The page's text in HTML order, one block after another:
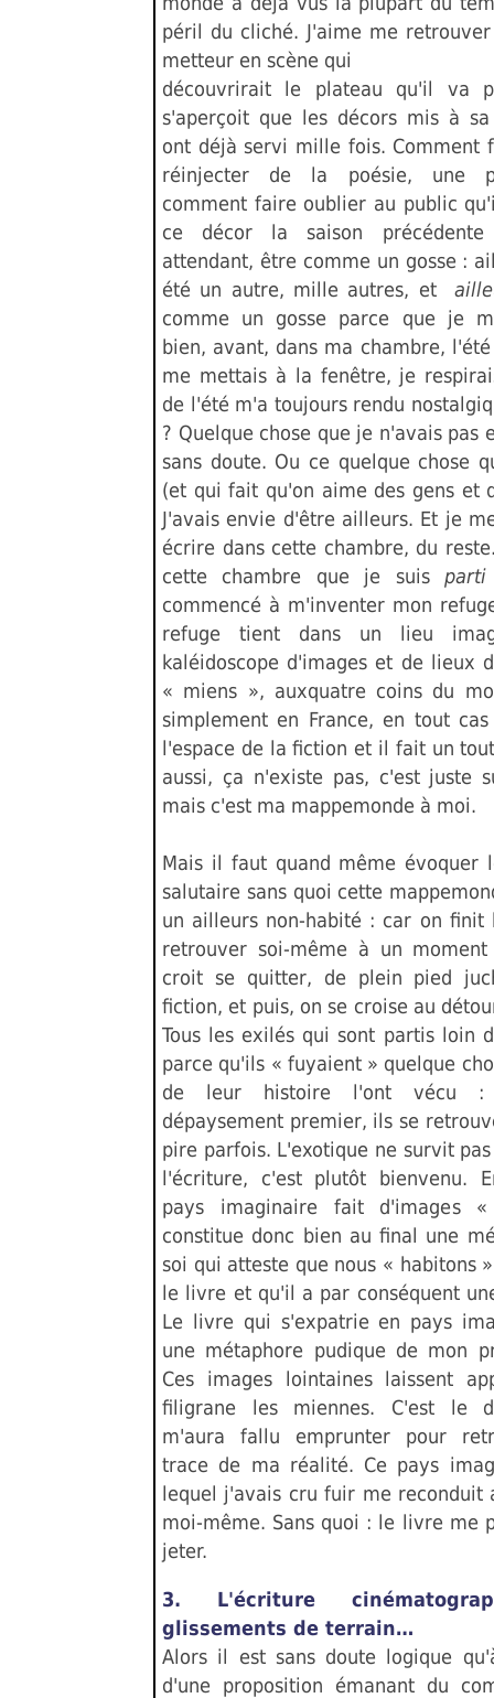
péril du cliché. J'aime me
metteur en scène qui
découvrirait le plateau qu'il va
s'aperçoit que les décors mis à sa
ont déjà servi mille fois. Comment
réinjecter de la poésie, une
comment faire oublier au public
ce décor la saison
attendant, être comme un gosse :
été un autre, mille autres, et
comme un gosse parce que je
bien, avant, dans ma chambre,
me mettais à la fenêtre, je
de l'été m'a toujours rendu
? Quelque chose que je n'avais pas
sans doute. Ou ce quelque chose
(et qui fait qu'on aime des gens et
J'avais envie d'être ailleurs. Et je
écrire dans cette chambre, du
cette chambre que je suis
commencé à m'inventer mon
refuge tient dans un lieu
kaléidoscope d'images et de lieux
« miens », auxquatre coins du
simplement en France, en tout
l'espace de la fiction et il fait un
aussi, ça n'existe pas, c'est juste
mais c'est ma mappemonde à moi.
Mais il faut quand même évoquer
salutaire sans quoi cette
un ailleurs non-habité : car on finit
retrouver soi-même à un moment
croit se quitter, de plein pied
fiction, et puis, on se croise au
Tous les exilés qui sont partis loin
parce qu'ils « fuyaient » quelque
de leur histoire l'ont vécu :
dépaysement premier, ils se
pire parfois. L'exotique ne survit
l'écriture, c'est plutôt bienvenu.
pays imaginaire fait d'images
constitue donc bien au final une
soi qui atteste que nous « habitons
le livre et qu'il a par conséquent
Le livre qui s'expatrie en pays
une métaphore pudique de mon
Ces images lointaines laissent
filigrane les miennes. C'est le
m'aura fallu emprunter pour
trace de ma réalité. Ce pays
lequel j'avais cru fuir me
moi-même. Sans quoi : le livre me
jeter.
3. L'écriture
glissements de terrain…
Alors il est sans doute logique
d'une proposition émanant du